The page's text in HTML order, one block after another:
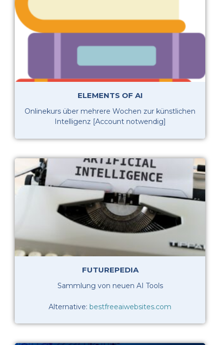
ELEMENTS OF AI
Onlinekurs über mehrere Wochen zur künstlichen
Intelligenz [Account notwendig]
FUTUREPEDIA
Sammlung von neuen AI Tools
Alternative: bestfreeaiwebsites.com